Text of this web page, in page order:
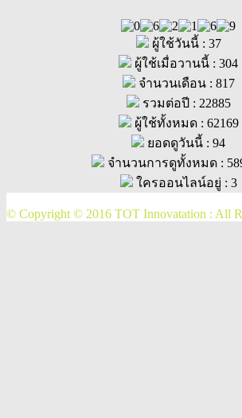
ผู้ใช้วันนี้ : 37
ผู้ใช้เมื่อวานนี้ : 304
จำนวนเดือน : 817
รวมต่อปี : 22885
ผู้ใช้ทั้งหมด : 62169
ยอดดูวันนี้ : 94
จำนวนการดูทั้งหมด :
ใครออนไลน์อยู่ : 3
© Copyright © 2016 TOT Innovatation : All